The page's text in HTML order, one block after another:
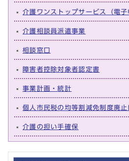
介護ワンストップサービス（電子
介護相談員派遣事業
相談窓口
障害者控除対象者認定書
事業計画・統計
個人市民税の均等割減免制度廃
介護の担い手確保